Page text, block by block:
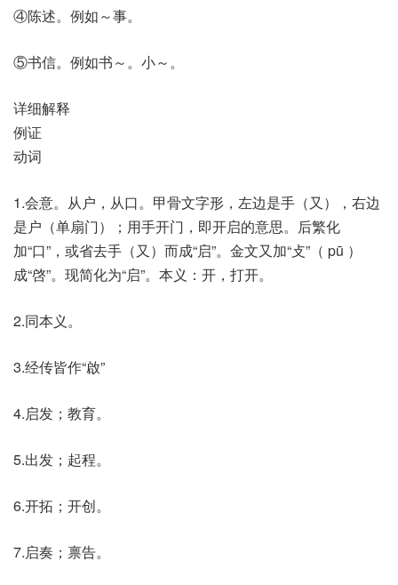
④陈述。例如～事。
⑤书信。例如书～。小～。
详细解释
例证
动词
1.会意。从户，从口。甲骨文字形，左边是手（又），右边
是户（单扇门）；用手开门，即开启的意思。后繁化
加“口”，或省去手（又）而成“启”。金文又加“攴”（ pū ）
成“啓”。现简化为“启”。本义：开，打开。
2.同本义。
3.经传皆作“啟”
4.启发；教育。
5.出发；起程。
6.开拓；开创。
7.启奏；禀告。